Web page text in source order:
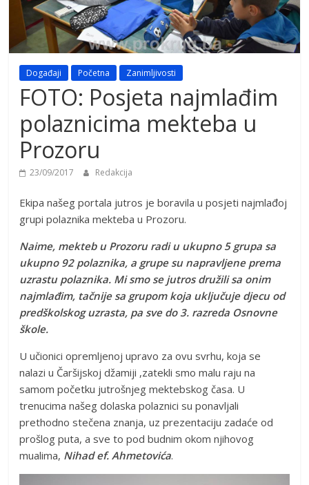
Događaji Početna Zanimljivosti
FOTO: Posjeta najmlađim
polaznicima mekteba u
Prozoru
23/09/2017 Redakcija
Ekipa našeg portala jutros je boravila u posjeti najmlađoj
grupi polaznika mekteba u Prozoru.
Naime, mekteb u Prozoru radi u ukupno 5 grupa sa
ukupno 92 polaznika, a grupe su napravljene prema
uzrastu polaznika. Mi smo se jutros družili sa onim
najmlađim, tačnije sa grupom koja uključuje djecu od
predškolskog uzrasta, pa sve do 3. razreda Osnovne
škole.
U učionici opremljenoj upravo za ovu svrhu, koja se
nalazi u Čaršijskoj džamiji ,zatekli smo malu raju na
samom početku jutrošnjeg mektebskog časa. U
trenucima našeg dolaska polaznici su ponavljali
prethodno stečena znanja, uz prezentaciju zadaće od
prošlog puta, a sve to pod budnim okom njihovog
mualima, Nihad ef. Ahmetovića.